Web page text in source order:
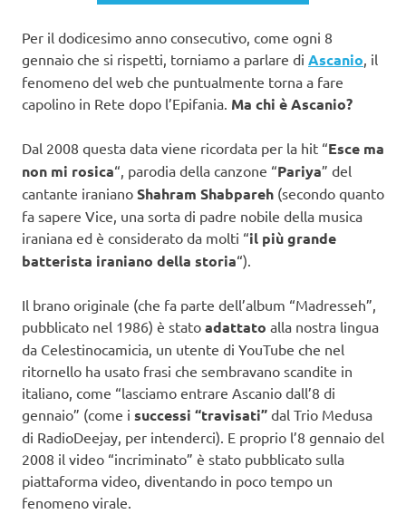
Per il dodicesimo anno consecutivo, come ogni 8
gennaio che si rispetti, torniamo a parlare di Ascanio , il
fenomeno del web che puntualmente torna a fare
capolino in Rete dopo l’Epifania. Ma chi è Ascanio?
Dal 2008 questa data viene ricordata per la hit “Esce ma
non mi rosica“, parodia della canzone “Pariya” del
cantante iraniano Shahram Shabpareh (secondo quanto
fa sapere Vice, una sorta di padre nobile della musica
iraniana ed è considerato da molti “il più grande
batterista iraniano della storia“).
Il brano originale (che fa parte dell’album “Madresseh”,
pubblicato nel 1986) è stato adattato alla nostra lingua
da Celestinocamicia, un utente di YouTube che nel
ritornello ha usato frasi che sembravano scandite in
italiano, come “lasciamo entrare Ascanio dall’8 di
gennaio” (come i successi “travisati” dal Trio Medusa
di RadioDeejay, per intenderci). E proprio l’8 gennaio del
2008 il video “incriminato” è stato pubblicato sulla
piattaforma video, diventando in poco tempo un
fenomeno virale.